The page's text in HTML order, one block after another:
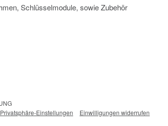
Schlüsselmodule, sowie Zubehör
Einstellungen Einwilligungen widerrufen